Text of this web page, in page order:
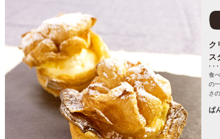
ク
ス
食
の
さ
ぱ